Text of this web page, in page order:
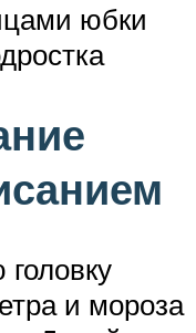
юбки
и мороза